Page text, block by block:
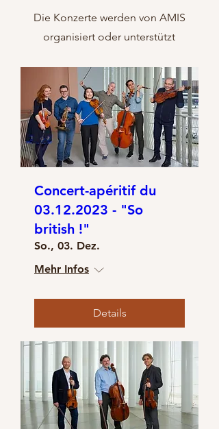
Die Konzerte werden von AMIS
organisiert oder unterstützt
Concert-apéritif du
03.12.2023 - "So
british !"
So., 03. Dez.
Mehr Infos
Details